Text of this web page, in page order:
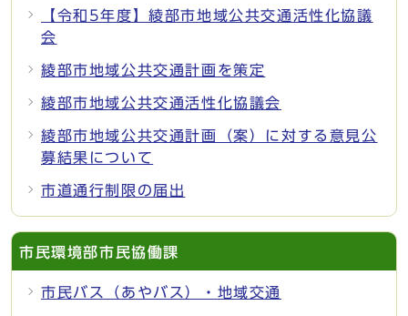
【令和5年度】綾部市地域公共交通活性化協議
会
綾部市地域公共交通計画を策定
綾部市地域公共交通活性化協議会
綾部市地域公共交通計画（案）に対する意見公
募結果について
市道通行制限の届出
市民環境部市民協働課
市民バス（あやバス）・地域交通